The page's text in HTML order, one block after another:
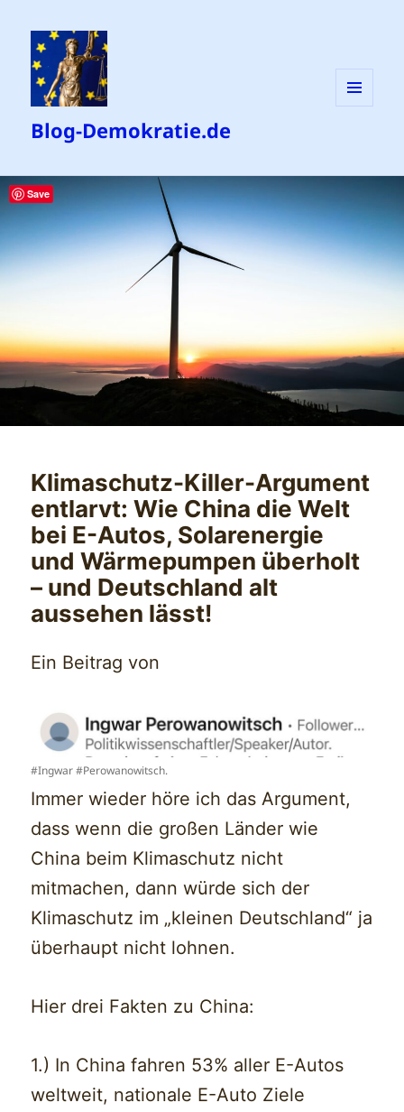
Blog-Demokratie.de
Klimaschutz-Killer-Argument
entlarvt: Wie China die Welt
bei E-Autos, Solarenergie
und Wärmepumpen überholt
– und Deutschland alt
aussehen lässt!
Ein Beitrag von
#Ingwar #Perowanowitsch.
Immer wieder höre ich das Argument,
dass wenn die großen Länder wie
China beim Klimaschutz nicht
mitmachen, dann würde sich der
Klimaschutz im „kleinen Deutschland“ ja
überhaupt nicht lohnen.
Hier drei Fakten zu China:
1.) In China fahren 53% aller E-Autos
weltweit, nationale E-Auto Ziele
Save